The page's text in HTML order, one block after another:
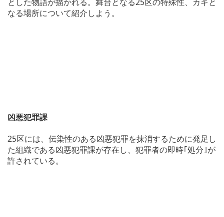
なる場所について紹介しよう。
凶悪犯罪課
25区には、伝染性のある凶悪犯罪を抹消するために発足し
た組織である凶悪犯罪課が存在し、犯罪者の即時｢処分｣が
許されている。